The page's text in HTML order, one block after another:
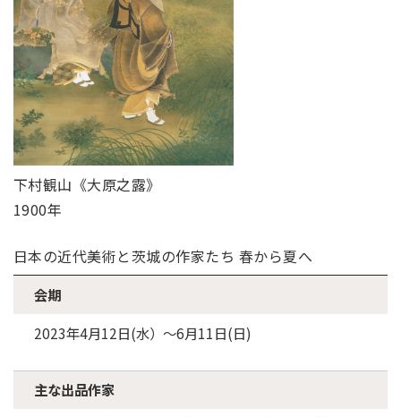
下村観山《大原之露》
1900年
日本の近代美術と茨城の作家たち 春から夏へ
会期
2023年4月12日(水）～6月11日(日)
主な出品作家